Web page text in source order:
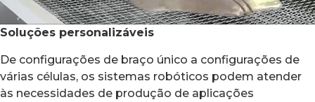
Soluções personalizáveis
De configurações de braço único a configurações de
várias células, os sistemas robóticos podem atender
às necessidades de produção de aplicações